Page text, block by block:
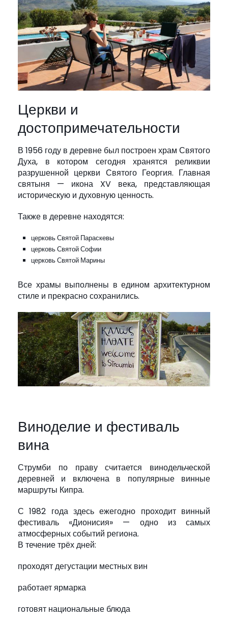
Церкви и
достопримечательности
В 1956 году в деревне был построен храм Святого
Духа, в котором сегодня хранятся реликвии
разрушенной церкви Святого Георгия. Главная
святыня — икона XV века, представляющая
историческую и духовную ценность.
Также в деревне находятся:
церковь Святой Параскевы
церковь Святой Софии
церковь Святой Марины
Все храмы выполнены в едином архитектурном
стиле и прекрасно сохранились.
Виноделие и фестиваль
вина
Струмби по праву считается винодельческой
деревней и включена в популярные винные
маршруты Кипра.
С 1982 года здесь ежегодно проходит винный
фестиваль «Дионисия» — одно из самых
атмосферных событий региона.
В течение трёх дней:
проходят дегустации местных вин
работает ярмарка
готовят национальные блюда